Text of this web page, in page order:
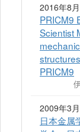
2016年8月
PRICM9
Scientist
PRICM9
2009年3月
日本金属